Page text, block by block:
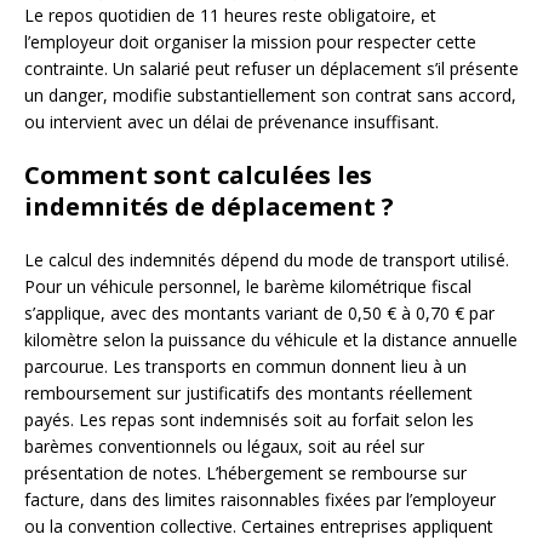
Le repos quotidien de 11 heures reste obligatoire, et
l’employeur doit organiser la mission pour respecter cette
contrainte. Un salarié peut refuser un déplacement s’il présente
un danger, modifie substantiellement son contrat sans accord,
ou intervient avec un délai de prévenance insuffisant.
Comment sont calculées les
indemnités de déplacement ?
Le calcul des indemnités dépend du mode de transport utilisé.
Pour un véhicule personnel, le barème kilométrique fiscal
s’applique, avec des montants variant de 0,50 € à 0,70 € par
kilomètre selon la puissance du véhicule et la distance annuelle
parcourue. Les transports en commun donnent lieu à un
remboursement sur justificatifs des montants réellement
payés. Les repas sont indemnisés soit au forfait selon les
barèmes conventionnels ou légaux, soit au réel sur
présentation de notes. L’hébergement se rembourse sur
facture, dans des limites raisonnables fixées par l’employeur
ou la convention collective. Certaines entreprises appliquent